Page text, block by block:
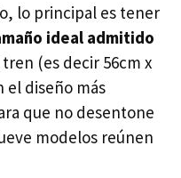
lo principal es tener
ideal admitido
(es decir 56cm x
el diseño más
que no desentone
modelos reúnen